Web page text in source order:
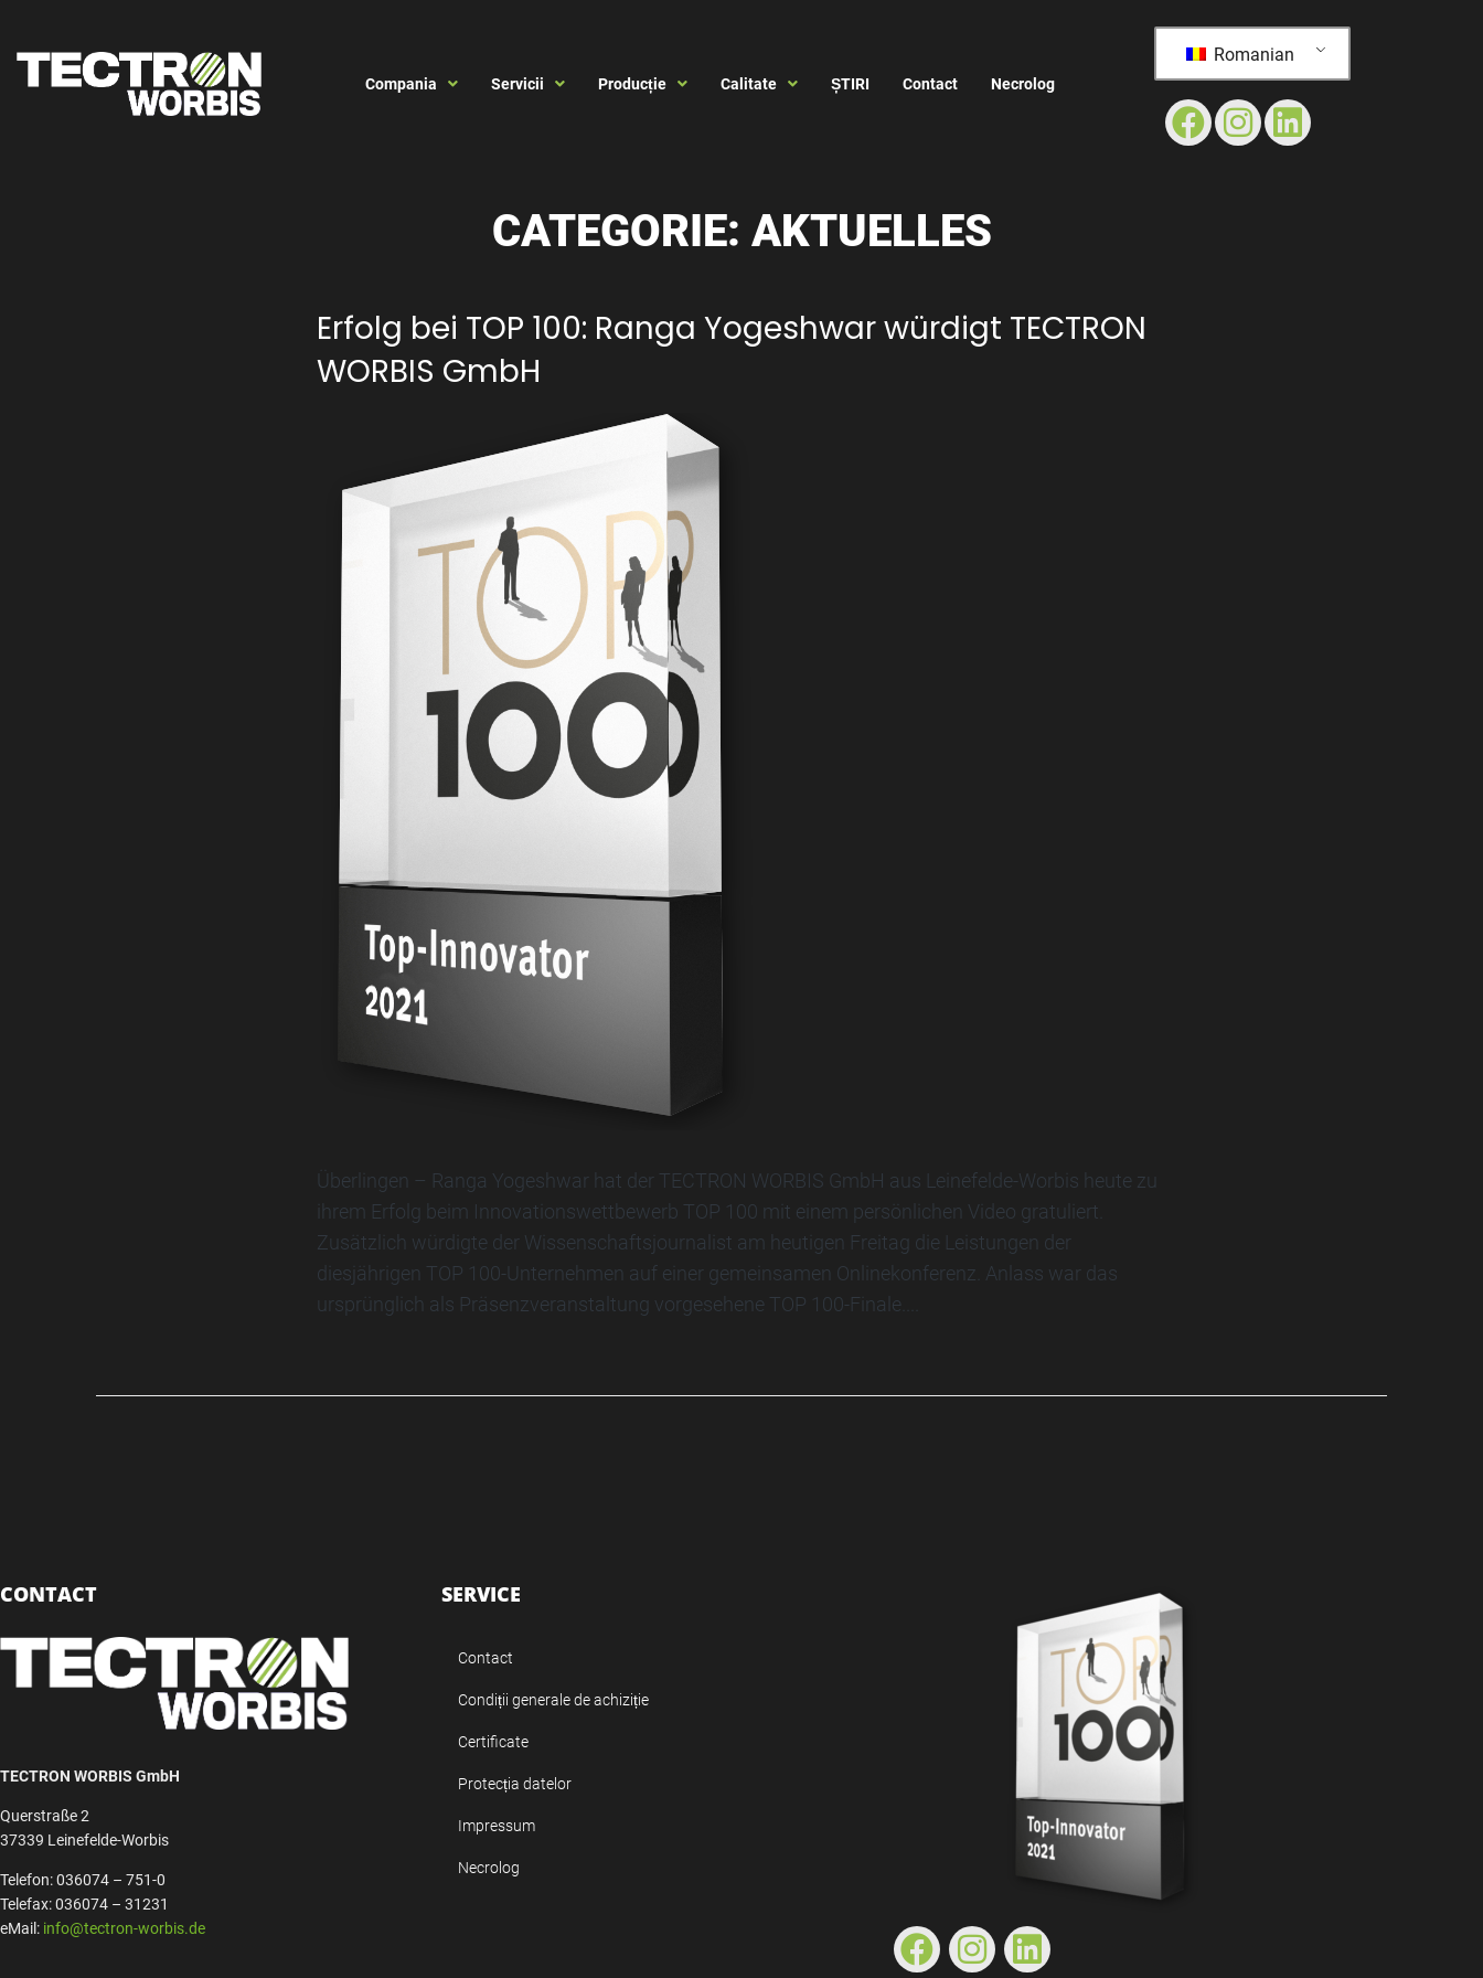
Compania Servicii Producție Calitate ȘTIRI Contact Necrolog
Romanian
CATEGORIE: AKTUELLES
Erfolg bei TOP 100: Ranga Yogeshwar würdigt TECTRON
WORBIS GmbH
Überlingen – Ranga Yogeshwar hat der TECTRON WORBIS GmbH aus Leinefelde-Worbis heute zu
ihrem Erfolg beim Innovationswettbewerb TOP 100 mit einem persönlichen Video gratuliert.
Zusätzlich würdigte der Wissenschaftsjournalist am heutigen Freitag die Leistungen der
diesjährigen TOP 100-Unternehmen auf einer gemeinsamen Onlinekonferenz. Anlass war das
ursprünglich als Präsenzveranstaltung vorgesehene TOP 100-Finale....
CONTACT
TECTRON WORBIS GmbH
Querstraße 2
37339 Leinefelde-Worbis
Telefon: 036074 – 751-0
Telefax: 036074 – 31231
eMail: info@tectron-worbis.de
SERVICE
Contact
Condiții generale de achiziție
Certificate
Protecția datelor
Impressum
Necrolog